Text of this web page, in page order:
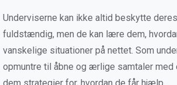
Underviserne kan ikke altid beskytte
fuldstændig, men de kan lære dem,
vanskelige situationer på nettet. Som
opmuntre til åbne og ærlige samtaler